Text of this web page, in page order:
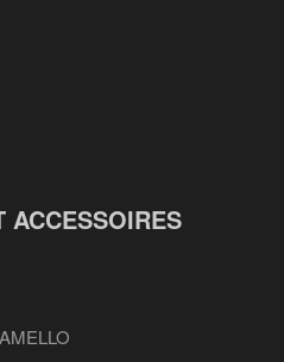
ACCESSOIRES